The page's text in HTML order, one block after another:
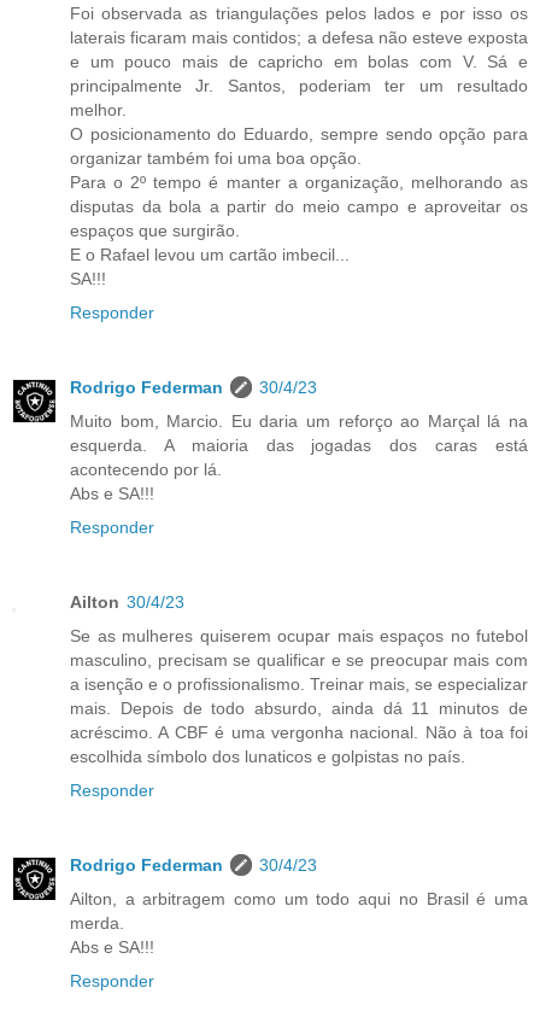
Foi observada as triangulações pelos lados e por isso os
laterais ficaram mais contidos; a defesa não esteve exposta
e um pouco mais de capricho em bolas com V. Sá e
principalmente Jr. Santos, poderiam ter um resultado
melhor.
O posicionamento do Eduardo, sempre sendo opção para
organizar também foi uma boa opção.
Para o 2º tempo é manter a organização, melhorando as
disputas da bola a partir do meio campo e aproveitar os
espaços que surgirão.
E o Rafael levou um cartão imbecil...
SA!!!
Responder
Rodrigo Federman
30/4/23
Muito bom, Marcio. Eu daria um reforço ao Marçal lá na
esquerda. A maioria das jogadas dos caras está
acontecendo por lá.
Abs e SA!!!
Responder
Ailton 30/4/23
Se as mulheres quiserem ocupar mais espaços no futebol
masculino, precisam se qualificar e se preocupar mais com
a isenção e o profissionalismo. Treinar mais, se especializar
mais. Depois de todo absurdo, ainda dá 11 minutos de
acréscimo. A CBF é uma vergonha nacional. Não à toa foi
escolhida símbolo dos lunaticos e golpistas no país.
Responder
Rodrigo Federman
30/4/23
Ailton, a arbitragem como um todo aqui no Brasil é uma
merda.
Abs e SA!!!
Responder